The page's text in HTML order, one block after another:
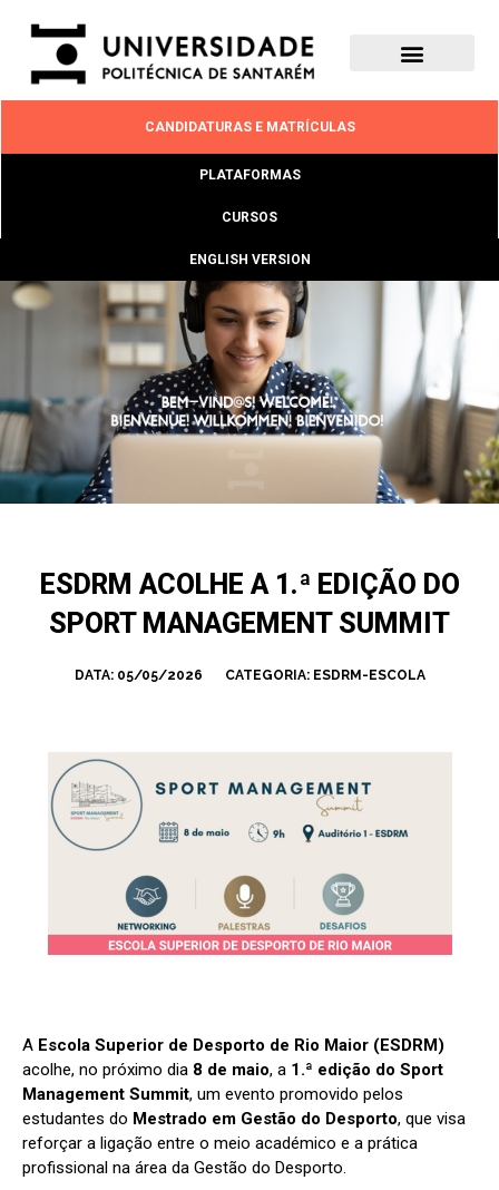
CANDIDATURAS E MATRÍCULAS
PLATAFORMAS
CURSOS
ENGLISH VERSION
ESDRM ACOLHE A 1.ª EDIÇÃO DO
SPORT MANAGEMENT SUMMIT
DATA: 05/05/2026 CATEGORIA: ESDRM-ESCOLA
A Escola Superior de Desporto de Rio Maior (ESDRM)
acolhe, no próximo dia 8 de maio, a 1.ª edição do Sport
Management Summit, um evento promovido pelos
estudantes do Mestrado em Gestão do Desporto, que visa
reforçar a ligação entre o meio académico e a prática
profissional na área da Gestão do Desporto.